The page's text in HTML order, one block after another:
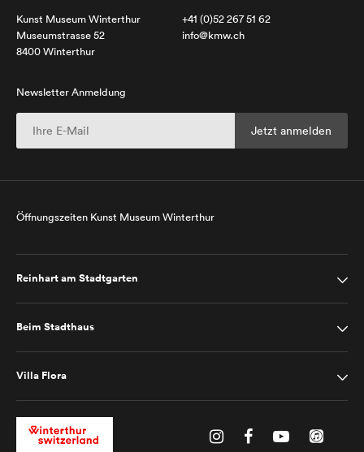
Kunst Museum Winterthur
Museumstrasse 52
8400 Winterthur
+41 (0)52 267 51 62
info@kmw.ch
Newsletter Anmeldung
Öffnungszeiten Kunst Museum Winterthur
Reinhart am Stadtgarten
Beim Stadthaus
Villa Flora